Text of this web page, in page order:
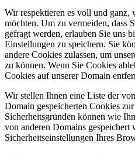
Wir respektieren es voll und ganz,
möchten. Um zu vermeiden, dass
gefragt werden, erlauben Sie uns
Einstellungen zu speichern. Sie
andere Cookies zulassen, um
zu können. Wenn Sie Cookies
Cookies auf unserer Domain
Wir stellen Ihnen eine Liste der
Domain gespeicherten Cookies
Sicherheitsgründen können wie
von anderen Domains
Sicherheitseinstellungen Ihres